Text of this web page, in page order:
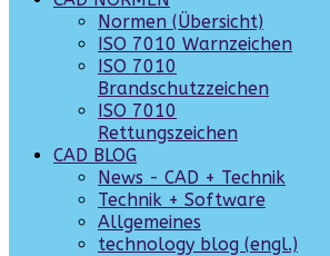
Normen (Übersicht)
ISO 7010 Warnzeichen
ISO 7010
Brandschutzzeichen
ISO 7010
Rettungszeichen
CAD BLOG
News - CAD + Technik
Technik + Software
Allgemeines
technology blog (engl.)